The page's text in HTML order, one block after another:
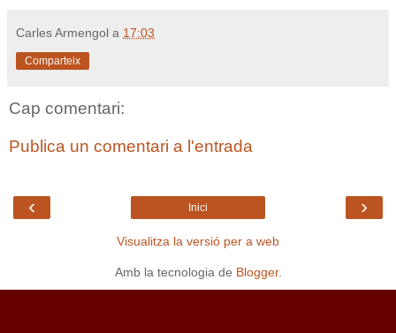
Carles Armengol a 17:03
Comparteix
Cap comentari:
Publica un comentari a l'entrada
‹ ›
Inici
Visualitza la versió per a web
Amb la tecnologia de Blogger.